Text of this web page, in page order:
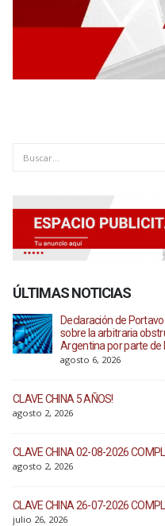
ÚLTIMAS NOTICIAS
Declaración de
sobre la arbitraria
Argentina por parte de
agosto 6, 2026
CLAVE CHINA 5 AÑOS!
agosto 2, 2026
CLAVE CHINA 02-08-2026
agosto 2, 2026
CLAVE CHINA 26-07-2026
julio 26, 2026